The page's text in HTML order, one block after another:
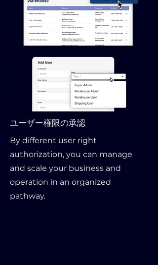
ユーザー権限の承認
By different user right
authorization, you can manage
and scale your business and
operation in an organized
pathway.